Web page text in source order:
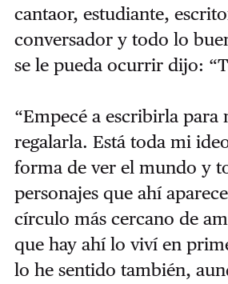
cantaor, estudiante,
conversador y todo lo
se le pueda ocurrir dijo:
“Empecé a escribirla para
regalarla. Está toda mi
forma de ver el mundo y
personajes que ahí
círculo más cercano de
que hay ahí lo viví en
lo he sentido también,